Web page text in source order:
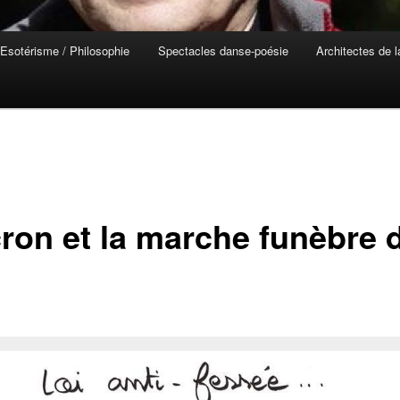
Esotérisme / Philosophie Spectacles danse-poésie Architectes de
et la marche funèbre